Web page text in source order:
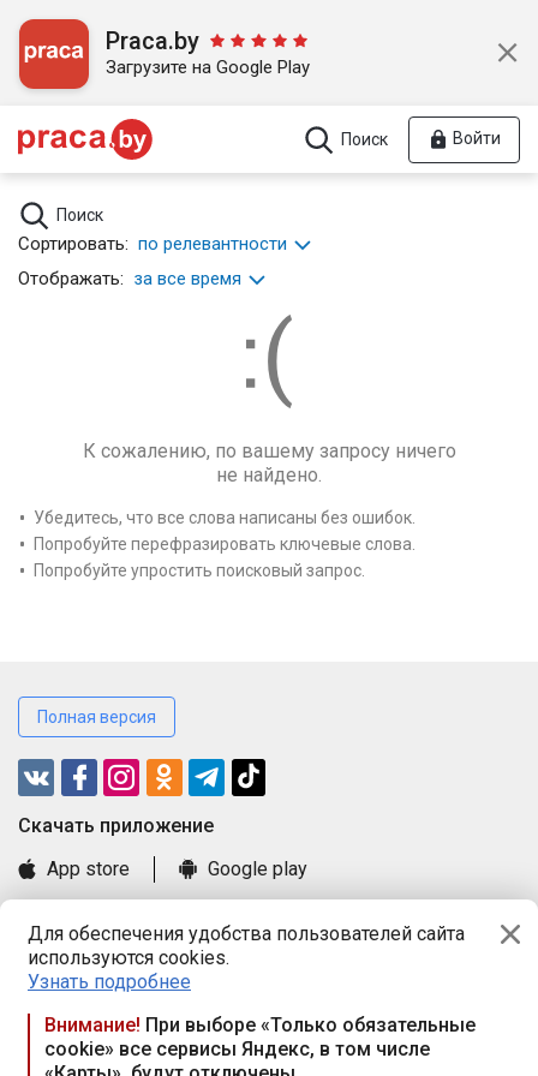
Для обеспечения удобства пользователей сайта
используются cookies.
Узнать подробнее
Внимание! При выборе «Только обязательные
cookie» все сервисы Яндекс, в том числе
Praca.by
Загрузите на Google Play
Поиск Войти
Поиск
Сортировать: по релевантности
Отображать: за все время
К сожалению, по вашему запросу ничего
не найдено.
Убедитесь, что все слова написаны без ошибок.
Попробуйте перефразировать ключевые слова.
Попробуйте упростить поисковый запрос.
Полная версия
Cкачать приложение
App store
Google play
Книга замечаний и предложений
Правила и документы
Praca.by © 2000—2026, ООО «ПРАЦА БАЙ»
Республика Беларусь, 220114, г. Минск, пр-т Независимости
117а, пом. № 9.